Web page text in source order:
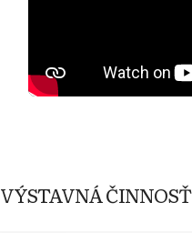
VÝSTAVNÁ ČINNOSŤ